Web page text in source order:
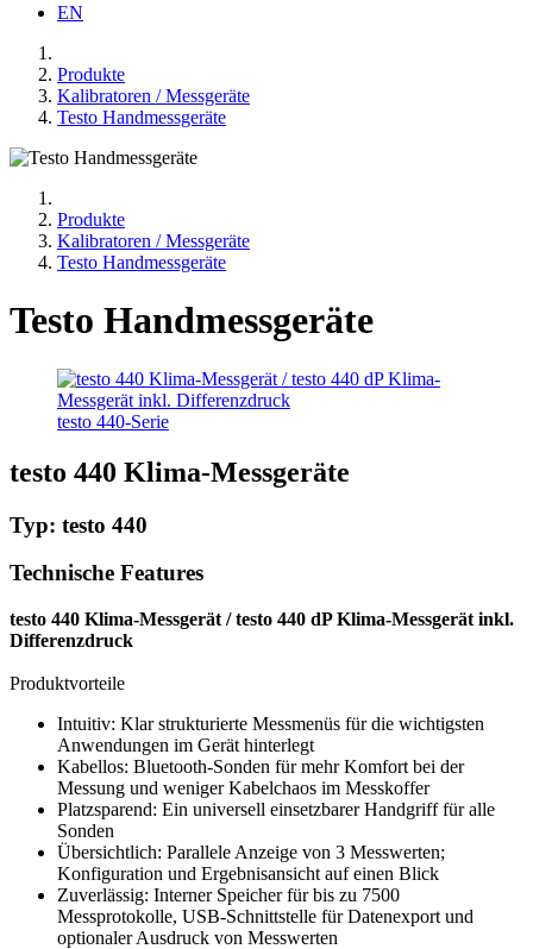
EN
Produkte
Kalibratoren / Messgeräte
Testo Handmessgeräte
Produkte
Kalibratoren / Messgeräte
Testo Handmessgeräte
Testo Handmessgeräte
testo 440-Serie
testo 440 Klima-Messgeräte
Typ: testo 440
Technische Features
testo 440 Klima-Messgerät / testo 440 dP Klima-Messgerät inkl.
Differenzdruck
Produktvorteile
Intuitiv: Klar strukturierte Messmenüs für die wichtigsten
Anwendungen im Gerät hinterlegt
Kabellos: Bluetooth-Sonden für mehr Komfort bei der
Messung und weniger Kabelchaos im Messkoffer
Platzsparend: Ein universell einsetzbarer Handgriff für alle
Sonden
Übersichtlich: Parallele Anzeige von 3 Messwerten;
Konfiguration und Ergebnisansicht auf einen Blick
Zuverlässig: Interner Speicher für bis zu 7500
Messprotokolle, USB-Schnittstelle für Datenexport und
optionaler Ausdruck von Messwerten